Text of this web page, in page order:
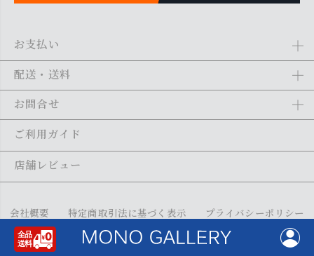
お支払い
Amazon Pay、クレジットカード、代金引換、あと払い(ペイディ)、銀
い。
配送・送料
全商品送料無料
ご注文の翌日から1～2日営業日以内に発送いたします。ご注文の混雑
状況によって、多少前後する場合がございます。詳しくは
お問合せ
メール：shopping@monogallery.jp
メールの返信につきましては、1～2営業日以内にさせていただいてお
ご利用ガイド
店舗レビュー
会社概要 特定商取引法に基づく表示
プライバシーポリシー
メルマガ配信停止
よくあるご質問